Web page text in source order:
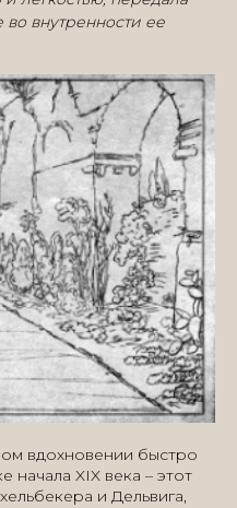
во внутренности ее
вдохновении быстро
XIX века – этот
и Дельвига,